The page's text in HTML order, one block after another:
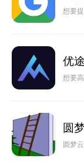
想要
优
想要
圆
圆梦